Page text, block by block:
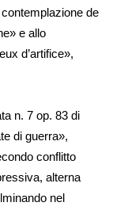
de
e allo
d’artifice»,
n. 7 op. 83 di
di guerra»,
conflitto
alterna
nel